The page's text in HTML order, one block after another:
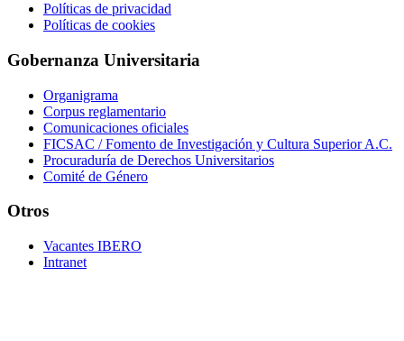
Políticas de privacidad
Políticas de cookies
Gobernanza Universitaria
Organigrama
Corpus reglamentario
Comunicaciones oficiales
FICSAC / Fomento de Investigación y Cultura Superior A.C.
Procuraduría de Derechos Universitarios
Comité de Género
Otros
Vacantes IBERO
Intranet